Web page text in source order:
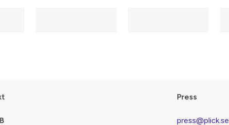
Press
press@plick.se